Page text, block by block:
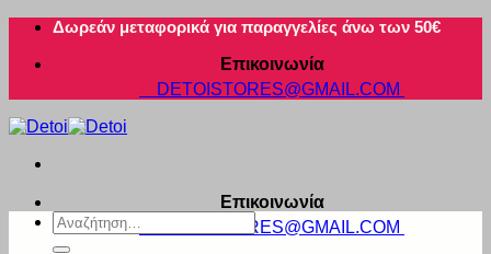
Μετάβαση
περιεχόμενο
Δωρεάν μεταφορικά για παραγγελίες άνω των 50€
Επικοινωνία
DETOISTORES@GMAIL.COM
Επικοινωνία
DETOISTORES@GMAIL.COM
Αναζήτηση
για: